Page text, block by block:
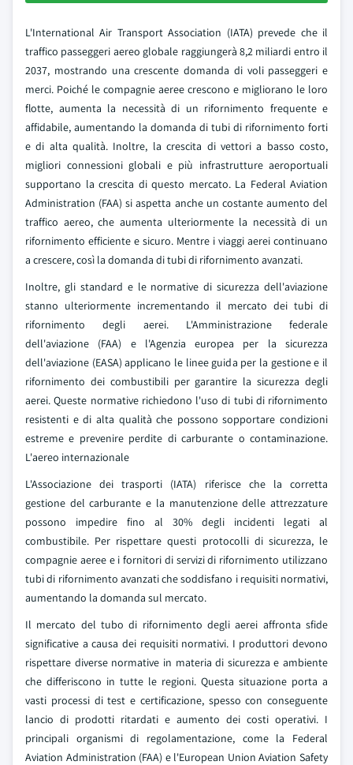
L'International Air Transport Association (IATA) prevede che il
traffico passeggeri aereo globale raggiungerà 8,2 miliardi entro il
2037, mostrando una crescente domanda di voli passeggeri e
merci. Poiché le compagnie aeree crescono e migliorano le loro
flotte, aumenta la necessità di un rifornimento frequente e
affidabile, aumentando la domanda di tubi di rifornimento forti
e di alta qualità. Inoltre, la crescita di vettori a basso costo,
migliori connessioni globali e più infrastrutture aeroportuali
supportano la crescita di questo mercato. La Federal Aviation
Administration (FAA) si aspetta anche un costante aumento del
traffico aereo, che aumenta ulteriormente la necessità di un
rifornimento efficiente e sicuro. Mentre i viaggi aerei continuano
a crescere, così la domanda di tubi di rifornimento avanzati.
Inoltre, gli standard e le normative di sicurezza dell'aviazione
stanno ulteriormente incrementando il mercato dei tubi di
rifornimento degli aerei. L'Amministrazione federale
dell'aviazione (FAA) e l'Agenzia europea per la sicurezza
dell'aviazione (EASA) applicano le linee guida per la gestione e il
rifornimento dei combustibili per garantire la sicurezza degli
aerei. Queste normative richiedono l'uso di tubi di rifornimento
resistenti e di alta qualità che possono sopportare condizioni
estreme e prevenire perdite di carburante o contaminazione.
L'aereo internazionale
L'Associazione dei trasporti (IATA) riferisce che la corretta
gestione del carburante e la manutenzione delle attrezzature
possono impedire fino al 30% degli incidenti legati al
combustibile. Per rispettare questi protocolli di sicurezza, le
compagnie aeree e i fornitori di servizi di rifornimento utilizzano
tubi di rifornimento avanzati che soddisfano i requisiti normativi,
aumentando la domanda sul mercato.
Il mercato del tubo di rifornimento degli aerei affronta sfide
significative a causa dei requisiti normativi. I produttori devono
rispettare diverse normative in materia di sicurezza e ambiente
che differiscono in tutte le regioni. Questa situazione porta a
vasti processi di test e certificazione, spesso con conseguente
lancio di prodotti ritardati e aumento dei costi operativi. I
principali organismi di regolamentazione, come la Federal
Aviation Administration (FAA) e l'European Union Aviation Safety